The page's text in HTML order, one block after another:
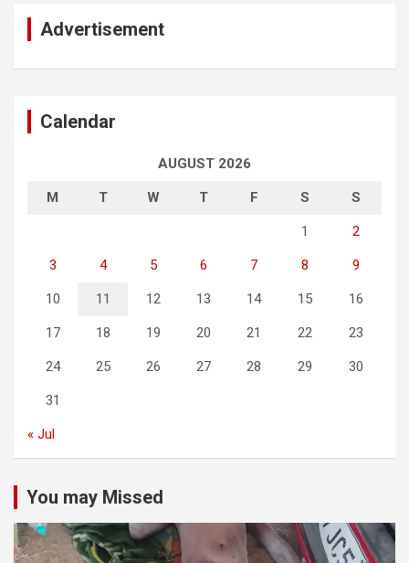
Advertisement
Calendar
AUGUST 2026
M T W T F S S
1 2
3 4 5 6 7 8 9
10 11 12 13 14 15 16
17 18 19 20 21 22 23
24 25 26 27 28 29 30
31
« Jul
You may Missed